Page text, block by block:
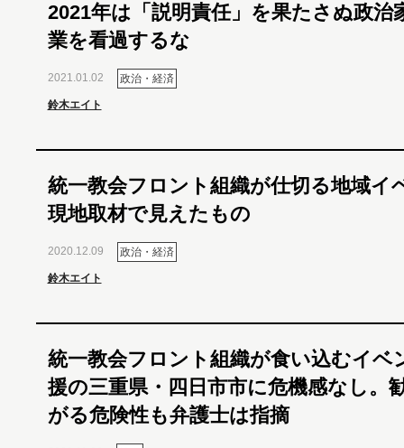
2021年は「説明責任」を果たさぬ政治
業を看過するな
2021.01.02 政治・経済
鈴木エイト
統一教会フロント組織が仕切る地域イ
現地取材で見えたもの
2020.12.09 政治・経済
鈴木エイト
統一教会フロント組織が食い込むイベ
援の三重県・四日市市に危機感なし。
がる危険性も弁護士は指摘